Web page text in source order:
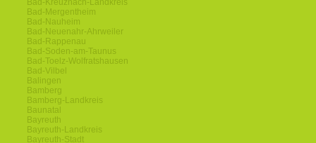
Bad-Kreuznach-Landkreis
Bad-Mergentheim
Bad-Nauheim
Bad-Neuenahr-Ahrweiler
Bad-Rappenau
Bad-Soden-am-Taunus
Bad-Toelz-Wolfratshausen
Bad-Vilbel
Balingen
Bamberg
Bamberg-Landkreis
Baunatal
Bayreuth
Bayreuth-Landkreis
Bayreuth-Stadt